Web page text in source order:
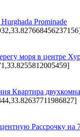
Prominade
моря в центре
Квартира
Рассрочку на